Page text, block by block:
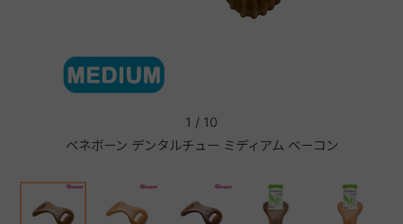
ベネボーン デンタルチュー ミディアム ベーコン
1 / 10